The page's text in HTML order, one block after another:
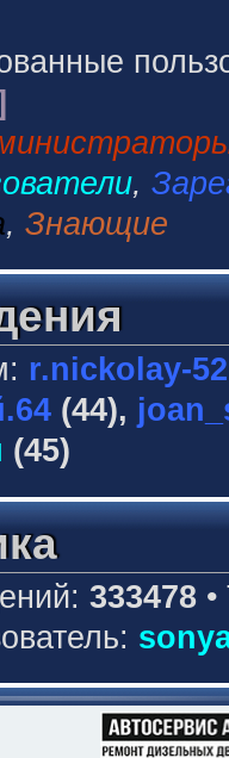
,
, Знающие
r.nickolay-
(44),
(45)
333478